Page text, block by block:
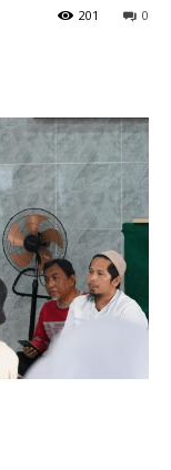
0
201